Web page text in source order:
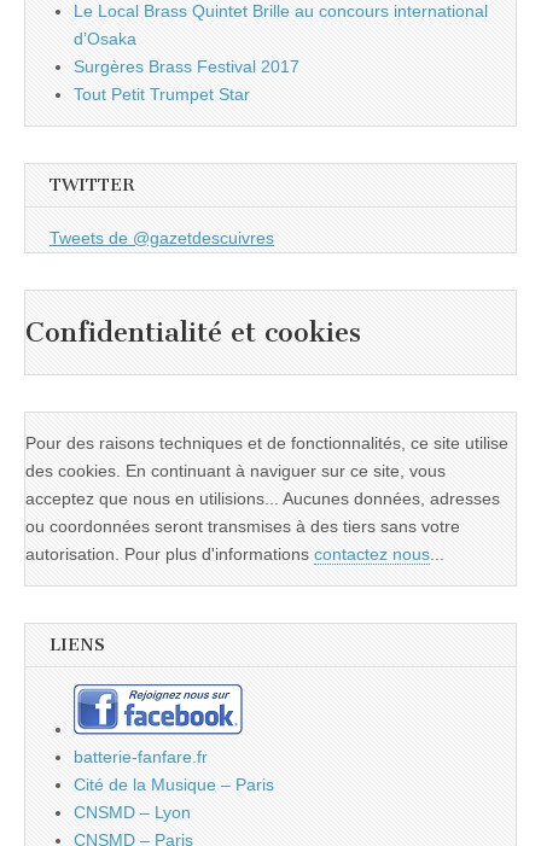
Le Local Brass Quintet Brille au concours international
d’Osaka
Surgères Brass Festival 2017
Tout Petit Trumpet Star
TWITTER
Tweets de @gazetdescuivres
Confidentialité et cookies
Pour des raisons techniques et de fonctionnalités, ce site utilise
des cookies. En continuant à naviguer sur ce site, vous
acceptez que nous en utilisions... Aucunes données, adresses
ou coordonnées seront transmises à des tiers sans votre
autorisation. Pour plus d'informations contactez nous...
LIENS
batterie-fanfare.fr
Cité de la Musique – Paris
CNSMD – Lyon
CNSMD – Paris